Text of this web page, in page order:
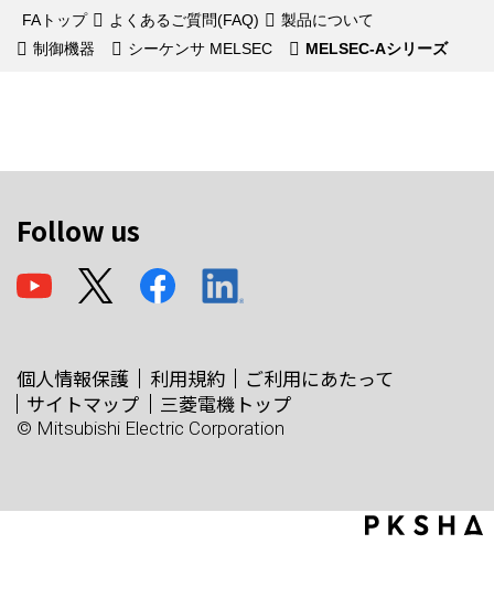
FAトップ よくあるご質問(FAQ)
製品について
制御機器
シーケンサ MELSEC MELSEC-Aシリーズ
Follow us
個人情報保護 利用規約
ご利用にあたって
サイトマップ
三菱電機トップ
© Mitsubishi Electric Corporation